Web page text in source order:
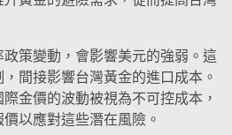
策變動，會影響美元的強弱。這
間接影響台灣黃金的進口成本。
金價的波動被視為不可控成本，
以應對這些潛在風險。